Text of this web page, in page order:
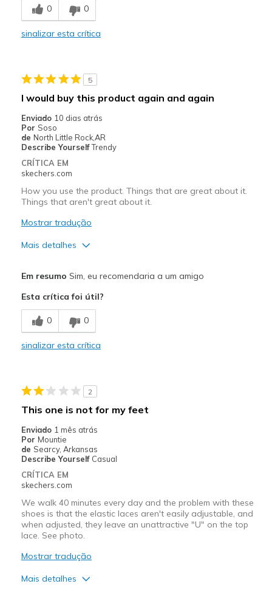
Melhores utilizações
Casual Wear
Sizing
Feels half size too small
View On Shoes
Shoes are for Wearing
0 0
sinalizar esta crítica
5
I would buy this product again and again
Enviado 10 dias atrás
Por Soso
de North Little Rock,AR
Describe YourselfTrendy
CRÍTICA EM
skechers.com
How you use the product. Things that are great about it.
Things that aren't great about it.
Mostrar tradução
Mais detalhes
Contras
Wear Out Quickly
Feels true to width
Sizing
Feels true to size
View On Shoes
Shoes are for Wearing
Em resumo Sim, eu recomendaria a um amigo
Esta crítica foi útil?
0 0
sinalizar esta crítica
2
This one is not for my feet
Enviado 1 mês atrás
Por Mountie
de Searcy, Arkansas
Describe Yourself Casual
CRÍTICA EM
skechers.com
We walk 40 minutes every day and the problem with these
shoes is that the elastic laces aren't easily adjustable, and
when adjusted, they leave an unattractive "U" on the top
lace. See photo.
Mostrar tradução
Mais detalhes